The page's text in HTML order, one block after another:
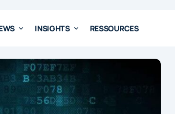
INSIGHTS RESSOURCES